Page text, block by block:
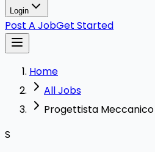
Login
Post A JobGet Started
Home
All Jobs
Progettista Meccanico
S